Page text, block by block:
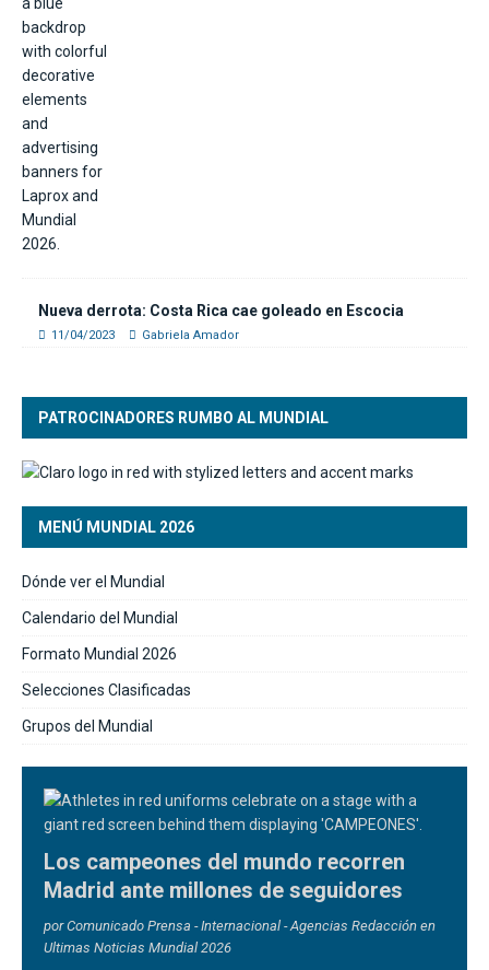
Nueva derrota: Costa Rica cae goleado en Escocia
11/04/2023 Gabriela Amador
PATROCINADORES RUMBO AL MUNDIAL
MENÚ MUNDIAL 2026
Dónde ver el Mundial
Calendario del Mundial
Formato Mundial 2026
Selecciones Clasificadas
Grupos del Mundial
Los campeones del mundo recorren
Madrid ante millones de seguidores
por Comunicado Prensa - Internacional - Agencias Redacción en
Ultimas Noticias Mundial 2026